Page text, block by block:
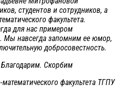
студентов и сотрудников, а
факультета.
для нас примером
Мы навсегда запомним ее юмор,
добросовестность.
Скорбим
факультета ТГПУ